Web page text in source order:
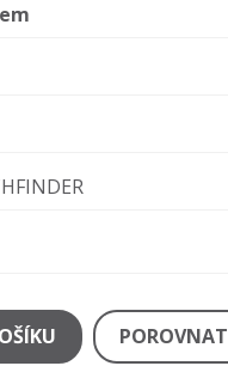
POROVNAT